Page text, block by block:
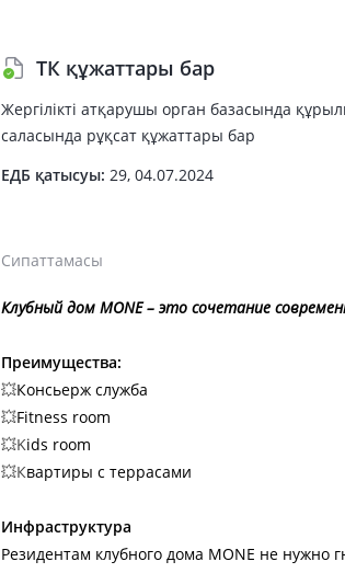
ТК құжаттары бар
Жергілікті атқарушы орган базасында
саласында рұқсат құжаттары бар
ЕДБ қатысуы: 29, 04.07.2024
Сипаттамасы
Клубный дом MONE – это сочетание
Преимущества:
💥Консьерж служба
💥Fitness room
💥Kids room
💥Квартиры с террасами
Инфраструктура
Резидентам клубного дома MONE не нужно